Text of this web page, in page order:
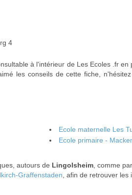
4
à l'intérieur de Les Ecoles .fr en
les conseils de cette fiche,
Ecole maternelle Les
Ecole primaire -
autours de Lingolsheim , comme
Graffenstaden , afin de retrouver